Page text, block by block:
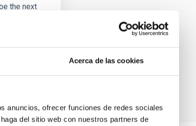
Acerca de las cookies
anuncios, ofrecer funciones de redes sociales
del sitio web con nuestros partners de
the next